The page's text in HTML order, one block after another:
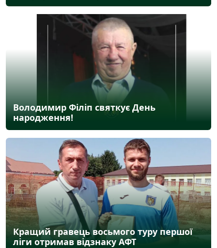
Володимир Філіп святкує День
народження!
Кращий гравець восьмого туру першої
ліги отримав відзнаку АФТ